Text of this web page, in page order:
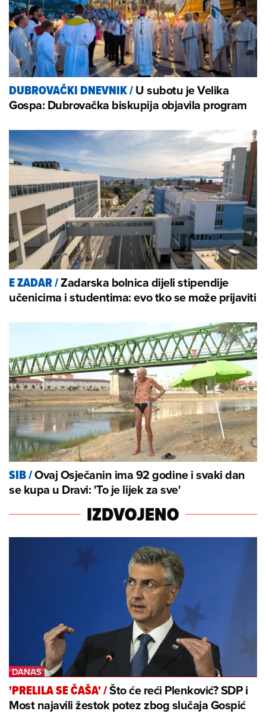
DUBROVAČKI DNEVNIK/U subotu je Velika
Gospa: Dubrovačka biskupija objavila program
E ZADAR/Zadarska bolnica dijeli stipendije
učenicima i studentima: evo tko se može prijaviti
SIB/Ovaj Osječanin ima 92 godine i svaki dan
se kupa u Dravi: 'To je lijek za sve'
IZDVOJENO
'PRELILA SE ČAŠA'/Što će reći Plenković? SDP i
Most najavili žestok potez zbog slučaja Gospić